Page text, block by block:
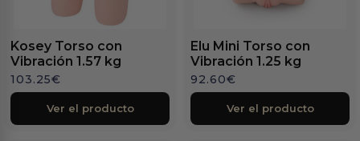
Kosey Torso con
Vibración 1.57 kg
103.25€
Ver el producto
Elu Mini Torso con
Vibración 1.25 kg
92.60€
Ver el producto